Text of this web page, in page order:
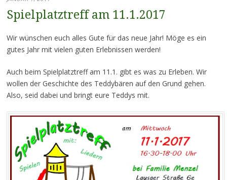
Spielplatztreff am 11.1.2017
Wir wünschen euch alles Gute für das neue Jahr! Möge es ein
gutes Jahr mit vielen guten Erlebnissen werden!
Auch beim Spielplatztreff am 11.1. gibt es was zu Erleben. Wir
wollen der Geschichte des Teddybären auf den Grund gehen.
Also, seid dabei und bringt eure Teddys mit.